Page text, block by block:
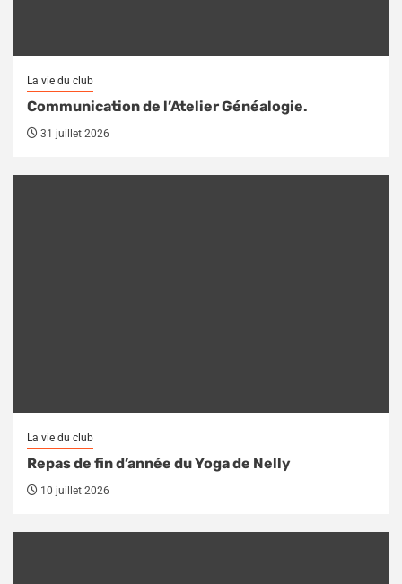
La vie du club
Communication de l’Atelier Généalogie.
31 juillet 2026
La vie du club
Repas de fin d’année du Yoga de Nelly
10 juillet 2026